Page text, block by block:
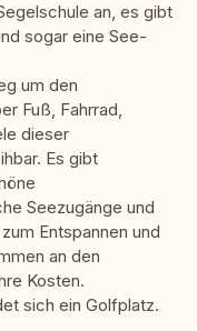
an, es gibt
sogar eine See-
um den
Fuß, Fahrrad,
dieser
Es gibt
Seezugänge und
Entspannen und
an den
Kosten.
sich ein Golfplatz.